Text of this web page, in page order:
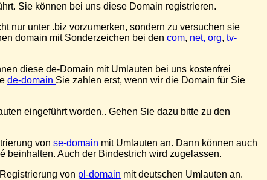
Sie können bei uns diese Domain registrieren.
nur unter .biz vorzumerken, sondern zu versuchen sie
domain mit Sonderzeichen bei den com, net, org, tv-
diese de-Domain mit Umlauten bei uns kostenfrei
de-domain Sie zahlen erst, wenn wir die Domain für Sie
eingeführt worden.. Gehen Sie dazu bitte zu den
von se-domain mit Umlauten an. Dann können auch
beinhalten. Auch der Bindestrich wird zugelassen.
von pl-domain mit deutschen Umlauten an.